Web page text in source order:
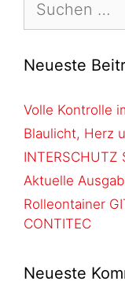
Neueste
Volle Kontrolle
Blaulicht, Herz
INTERSCHUTZ
Aktuelle
Rolleontainer
CONTITEC
Neueste